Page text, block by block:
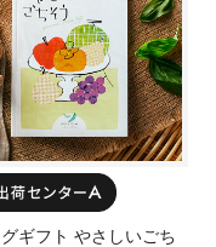
ギフト やさしいごち